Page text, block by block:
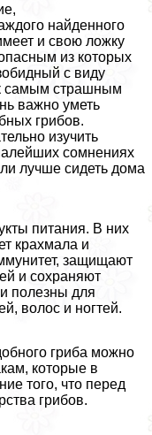
найденного
и свою ложку
из которых
с виду
самым страшным
важно уметь
грибов.
изучить
сомнениях
лучше сидеть дома
питания. В них
крахмала и
защищают
и сохраняют
полезны для
волос и ногтей.
гриба можно
которые в
того, что перед
грибов.